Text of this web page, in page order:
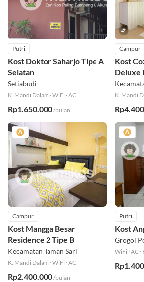
Putri
Kost Doktor Saharjo Tipe A
Selatan
Setiabudi
K. Mandi Dalam ·WiFi ·AC
Rp1.650.000/bulan
Campur
Kost
Deluxe
K. Mandi
Campur
Kost Mangga Besar
Residence 2 Tipe B
Kecamatan Taman Sari
K. Mandi Dalam ·WiFi ·AC
Rp2.400.000/bulan
Putri
Kost
Grogol
WiFi ·AC ·